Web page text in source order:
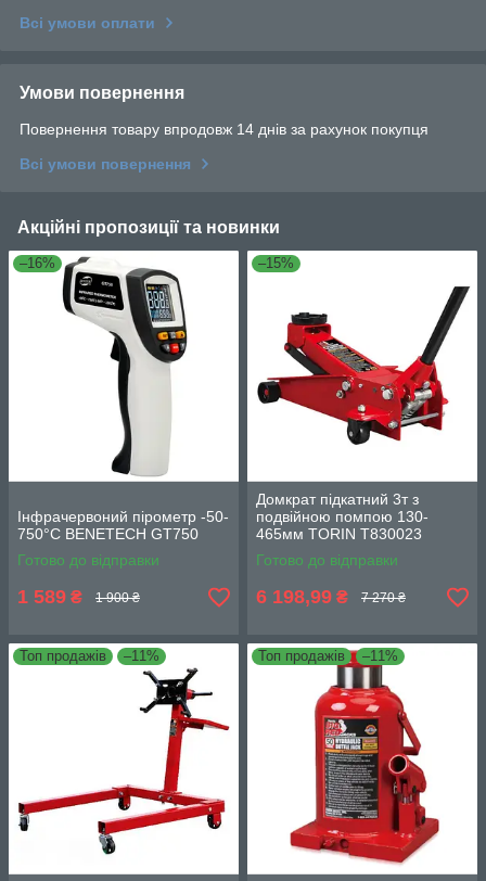
Всі умови оплати
Умови повернення
Повернення товару впродовж 14 днів за рахунок покупця
Всі умови повернення
Акційні пропозиції та новинки
–16%
Інфрачервоний пірометр -50-
750°C BENETECH GT750
Готово до відправки
1 589 ₴ 1 900 ₴
–15%
Домкрат підкатний 3т з
подвійною помпою 130-
465мм TORIN T830023
Готово до відправки
6 198,99 ₴ 7 270 ₴
Топ продажів –11% Топ продажів –11%